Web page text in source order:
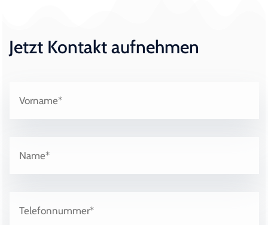
Jetzt Kontakt aufnehmen